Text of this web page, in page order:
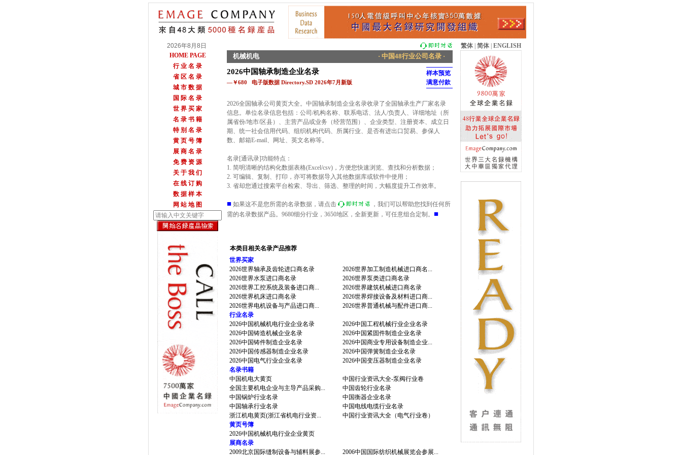
2026年8月8日 繁体 简体 ENGLISH
HOME PAGE
行 业 名 录
省 区 名 录
城 市 数 据
国 际 名 录
世 界 买 家
名 录 书 籍
特 别 名 录
黄 页 号 簿
展 商 名 录
免 费 资 源
关 于 我 们
在 线 订 购
数 据 样 本
网 站 地 图
机械机电 · 中国48行业公司名录 ·
2026中国轴承制造企业名录
—￥680 电子版数据 Directory.SD 2026年7月新版
样本预览
满意付款
2026全国轴承公司黄页大全。中国轴承制造企业名录收录了全国轴承生产厂家名录
信息。单位名录信息包括：公司/机构名称、联系电话、法人/负责人、详细地址（所
属省份/地市/区县）、主营产品或业务（经营范围）、企业类型、注册资本、成立日
期、统一社会信用代码、组织机构代码、所属行业、是否有进出口贸易、参保人
数、邮箱E-mail、网址、英文名称等。
名录[通讯录]功能特点：
1. 简明清晰的结构化数据表格(Excel/csv)，方便您快速浏览、查找和分析数据；
2. 可编辑、复制、打印，亦可将数据导入其他数据库或软件中使用；
3. 省却您通过搜索平台检索、导出、筛选、整理的时间，大幅度提升工作效率。
■ 如果这不是您所需的名录数据，请点击
，我们可以帮助您找到任何所
需的名录数据产品。9680细分行业，3650地区，全新更新，可任意组合定制。 ■
本类目相关名录产品推荐
世界买家
2026世界轴承及齿轮进口商名录
2026世界加工制造机械进口商名...
2026世界水泵进口商名录
2026世界泵类进口商名录
2026世界工控系统及装备进口商...
2026世界建筑机械进口商名录
2026世界机床进口商名录
2026世界焊接设备及材料进口商...
2026世界电机设备与产品进口商...
2026世界普通机械与配件进口商...
行业名录
2026中国机械机电行业企业名录
2026中国工程机械行业企业名录
2026中国铸造机械企业名录
2026中国紧固件制造企业名录
2026中国铸件制造企业名录
2026中国商业专用设备制造企业...
2026中国传感器制造企业名录
2026中国弹簧制造企业名录
2026中国电气行业企业名录
2026中国变压器制造企业名录
名录书籍
中国机电大黄页
中国行业资讯大全-泵阀行业卷
全国主要机电企业与主导产品采购...
中国齿轮行业名录
中国锅炉行业名录
中国衡器企业名录
中国轴承行业名录
中国电线电缆行业名录
浙江机电黄页(浙江省机电行业资...
中国行业资讯大全（电气行业卷）
黄页号簿
2026中国机械机电行业企业黄页
展商名录
2009北京国际缝制设备与辅料展参...
2006中国国际纺织机械展览会参展...